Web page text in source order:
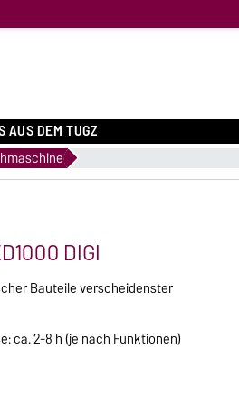
AUS DEM TUGZ
DIGI
Bauteile verscheidenster
ca. 2-8 h (je nach Funktionen)